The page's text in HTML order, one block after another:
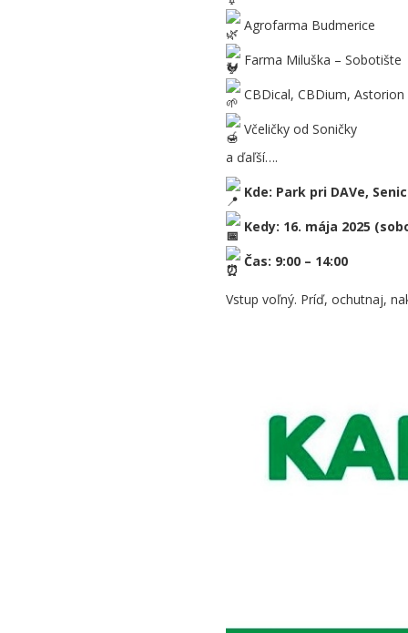
Agrofarma Budmerice
Farma Miluška – Sobotište
CBDical, CBDium,
Včeličky od Soničky
a ďaľší….
Kde: Park pri DAVe,
Kedy: 16. mája 2025
Čas: 9:00 – 14:00
Vstup voľný. Príď, ochutnaj,